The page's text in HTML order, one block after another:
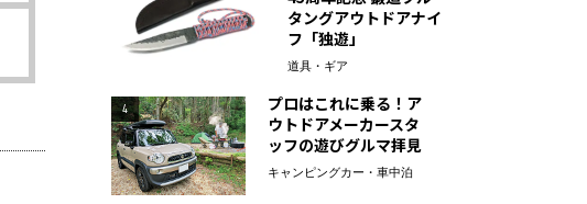
タングアウトドアナイ
フ「独遊」
道具・ギア
4
プロはこれに乗る！ア
ウトドアメーカースタ
ッフの遊びグルマ拝見
キャンピングカー・車中泊